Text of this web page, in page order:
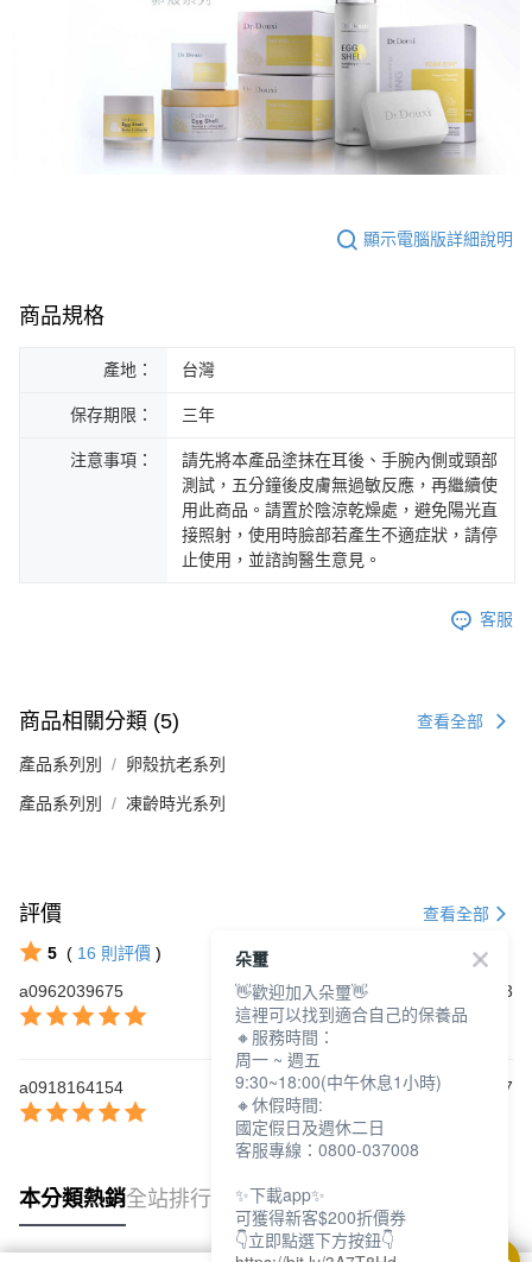
顯示電腦版詳細說明
商品規格
產地： 台灣
保存期限： 三年
注意事項：
請先將本產品塗抹在耳後、手腕內側或頸部
測試，五分鐘後皮膚無過敏反應，再繼續使
用此商品。請置於陰涼乾燥處，避免陽光直
接照射，使用時臉部若產生不適症狀，請停
止使用，並諮詢醫生意見。
客服
商品相關分類 (5) 查看全部
產品系列別 卵殼抗老系列
產品系列別 凍齡時光系列
評價 查看全部
5 ( 16 則評價 )
a0962039675
2025/06/23
a0918164154 2024/09/17
本分類熱銷全站排行
朵璽
👋歡迎加入朵璽👋
這裡可以找到適合自己的保養品
🔸服務時間：
周一 ~ 週五
9:30~18:00(中午休息1小時)
🔸休假時間:
國定假日及週休二日
客服專線：0800-037008
✨下載app✨
可獲得新客$200折價券
👇立即點選下方按鈕👇